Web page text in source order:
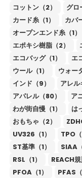
コットン（2）
グロ
カード糸（1）
カバ
オープンエンド糸（1）
エポキシ樹脂（2）
エコバッグ（1）
エ
ウール（1）
ウォー
インド（9）
アレル
アパレル（80）
ア
わが街自慢（1）
は
おもちゃ（2）
UV326（1）
TPO（
ST基準（1）
SIAA
RSL（1）
REACH規
PFOA（1）
PFAS（